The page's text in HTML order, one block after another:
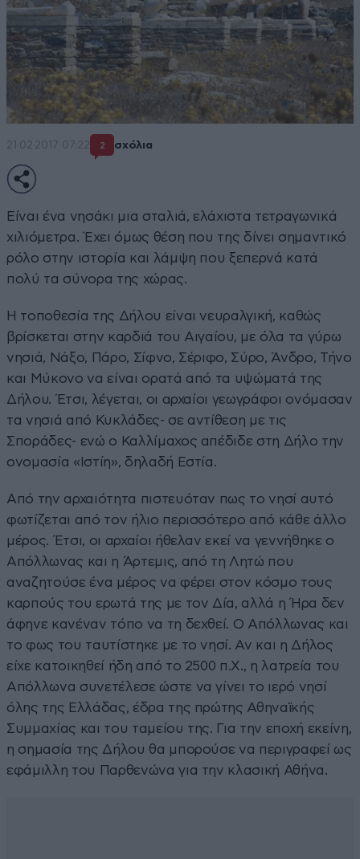
21·02·2017 07:22 2 σχόλια
Είναι ένα νησάκι μια σταλιά, ελάχιστα τετραγωνικά
χιλιόμετρα. Έχει όμως θέση που της δίνει σημαντικό
ρόλο στην ιστορία και λάμψη που ξεπερνά κατά
πολύ τα σύνορα της χώρας.
Η τοποθεσία της Δήλου είναι νευραλγική, καθώς
βρίσκεται στην καρδιά του Αιγαίου, με όλα τα γύρω
νησιά, Νάξο, Πάρο, Σίφνο, Σέριφο, Σύρο, Άνδρο, Τήνο
και Μύκονο να είναι ορατά από τα υψώματά της
Δήλου. Έτσι, λέγεται, οι αρχαίοι γεωγράφοι ονόμασαν
τα νησιά από Κυκλάδες- σε αντίθεση με τις
Σποράδες- ενώ ο Καλλίμαχος απέδιδε στη Δήλο την
ονομασία «Ιστίη», δηλαδή Εστία.
Από την αρχαιότητα πιστευόταν πως το νησί αυτό
φωτίζεται από τον ήλιο περισσότερο από κάθε άλλο
μέρος. Έτσι, οι αρχαίοι ήθελαν εκεί να γεννήθηκε ο
Απόλλωνας και η Άρτεμις, από τη Λητώ που
αναζητούσε ένα μέρος να φέρει στον κόσμο τους
καρπούς του ερωτά της με τον Δία, αλλά η Ήρα δεν
άφηνε κανέναν τόπο να τη δεχθεί. Ο Απόλλωνας και
το φως του ταυτίστηκε με το νησί. Αν και η Δήλος
είχε κατοικηθεί ήδη από το 2500 π.Χ., η λατρεία του
Απόλλωνα συνετέλεσε ώστε να γίνει το ιερό νησί
όλης της Ελλάδας, έδρα της πρώτης Αθηναϊκής
Συμμαχίας και του ταμείου της. Για την εποχή εκείνη,
η σημασία της Δήλου θα μπορούσε να περιγραφεί ως
εφάμιλλη του Παρθενώνα για την κλασική Αθήνα.